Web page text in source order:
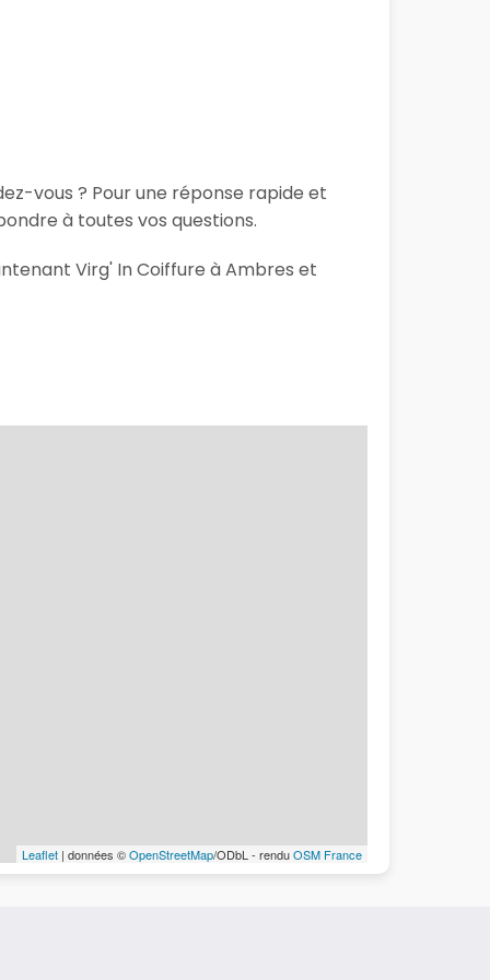
vous ? Pour une réponse rapide et
à toutes vos questions.
Virg' In Coiffure à Ambres et
Leaflet | données ©OpenStreetMap/ODbL - renduOSM France